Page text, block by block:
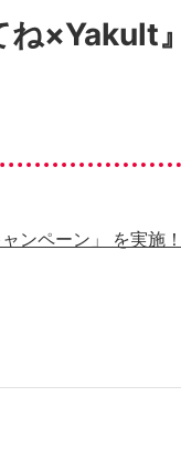
ね×Yakult
ンペーン」 を実施！